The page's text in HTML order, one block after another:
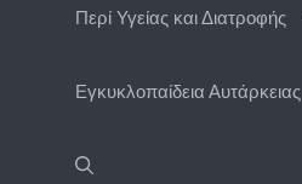
Περί Υγείας και Διατροφής
Εγκυκλοπαίδεια Αυτάρκειας